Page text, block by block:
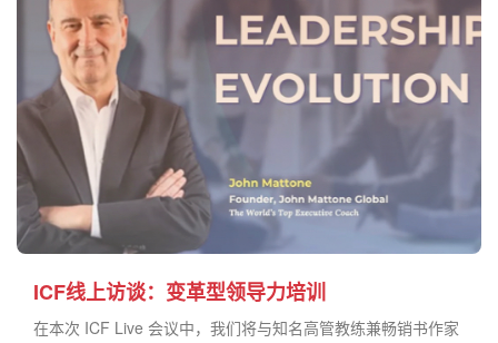
ICF线上访谈：变革型领导力培训
在本次 ICF Live 会议中，我们将与知名高管教练兼畅销书作家